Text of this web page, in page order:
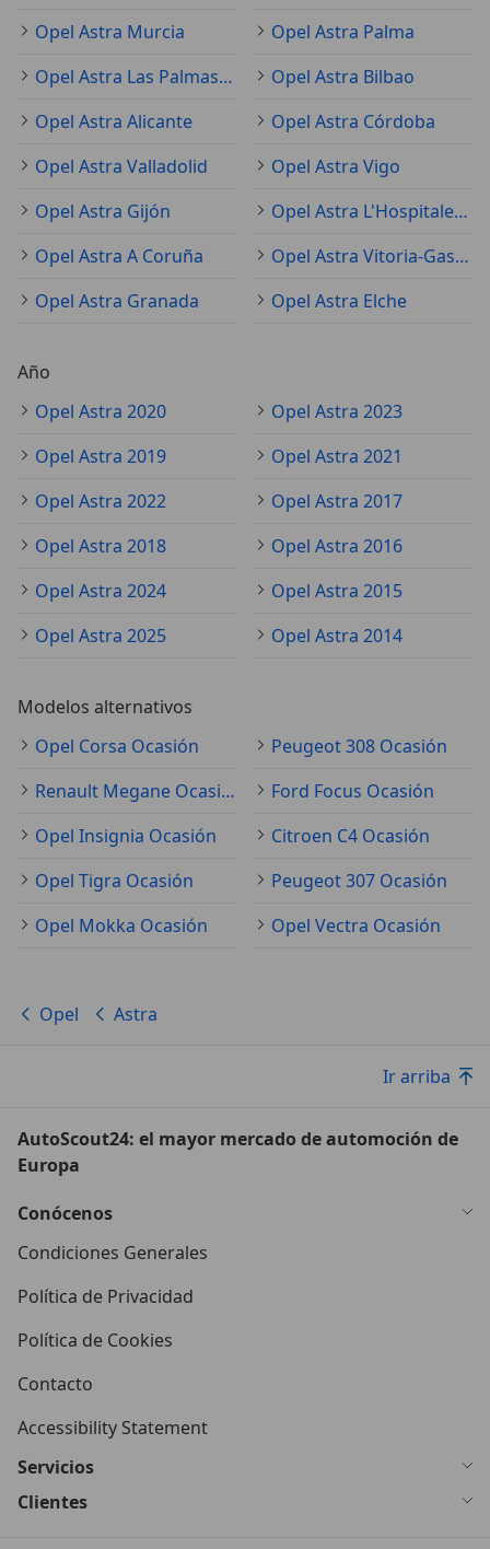
Opel Astra Murcia
Opel Astra Palma
Opel Astra Las Palmas de Gran Canaria
Opel Astra Bilbao
Opel Astra Alicante
Opel Astra Córdoba
Opel Astra Valladolid
Opel Astra Vigo
Opel Astra Gijón
Opel Astra L'Hospitalet de Llobregat
Opel Astra A Coruña
Opel Astra Vitoria-Gasteiz
Opel Astra Granada
Opel Astra Elche
Año
Opel Astra 2020
Opel Astra 2023
Opel Astra 2019
Opel Astra 2021
Opel Astra 2022
Opel Astra 2017
Opel Astra 2018
Opel Astra 2016
Opel Astra 2024
Opel Astra 2015
Opel Astra 2025
Opel Astra 2014
Modelos alternativos
Opel Corsa Ocasión
Peugeot 308 Ocasión
Renault Megane Ocasión
Ford Focus Ocasión
Opel Insignia Ocasión
Citroen C4 Ocasión
Opel Tigra Ocasión
Peugeot 307 Ocasión
Opel Mokka Ocasión
Opel Vectra Ocasión
Opel Astra
Ir arriba
AutoScout24: el mayor mercado de automoción de
Europa
Conócenos
Condiciones Generales
Política de Privacidad
Política de Cookies
Contacto
Accessibility Statement
Servicios
Clientes